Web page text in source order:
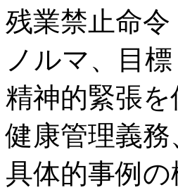
残業禁止命令
ノルマ、目標
精神的緊張
健康管理義
具体的事例の